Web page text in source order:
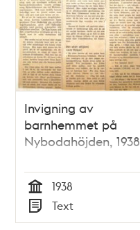
Invigning av
barnhemmet på
Nybodahöjden, 1938
Tid
1938
Typ
Text